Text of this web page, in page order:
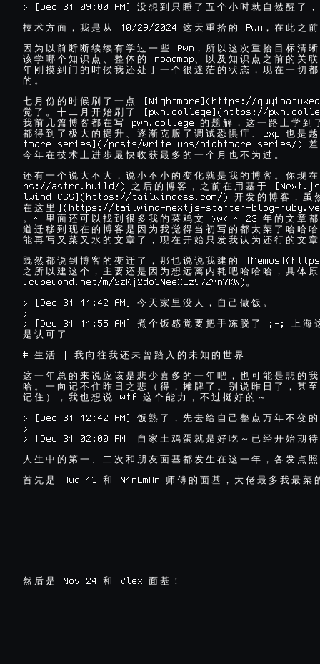
> [Dec 31 09:00 AM] 没 想 到 只 睡 了 五 个 小 时 就 自 然 醒 了 ，
技 术 方 面 ， 我 是 从 10/29/2024 这 天 重 拾 的 Pwn ， 在 此 之 前
因 为 以 前 断 断 续 续 有 学 过 一 些 Pwn ， 所 以 这 次 重 拾 目 标 清 晰
该 学 哪 个 知 识 点 、 整 体 的 roadmap、 以 及 知 识 点 之 前 的 关 联
年 刚 摸 到 门 的 时 候 我 还 处 于 一 个 很 迷 茫 的 状 态 ， 现 在 一 切 都
的 。
七 月 份 的 时 候 刷 了 一 点 [Nightmare](https://
觉 了 。 十 二 月 开 始 刷 了 [pwn.college](https://
我 前 几 篇 博 客 都 在 写 pwn.college 的 题 解 ， 这 一 路 上 学 到
都 得 到 了 极 大 的 提 升 、 逐 渐 克 服 了 调 试 恐 惧 症 、 exp 也 是 越
tmare series](/posts/write-ups/nightmare-series/) 差
今 年 在 技 术 上 进 步 最 快 收 获 最 多 的 一 个 月 也 不 为 过 。
还 有 一 个 说 大 不 大 ， 说 小 不 小 的 变 化 就 是 我 的 博 客 。 你 现 在
ps://astro.build/) 之 后 的 博 客 ， 之 前 在 用 基 于
lwind CSS](https://tailwindcss.com/) 开 发 的 博 客 ， 虽
在 这 里 ](https://tailwind-nextjs-starter-blog-
。 ~_ 里 面 还 可 以 找 到 很 多 我 的 菜 鸡 文 >w<_~ 23 年 的 文 章 都
道 迁 移 到 现 在 的 博 客 是 因 为 我 觉 得 当 初 写 的 都 太 菜 了 哈 哈 哈
能 再 写 又 菜 又 水 的 文 章 了 ， 现 在 开 始 只 发 我 认 为 还 行 的 文 章
既 然 都 说 到 博 客 的 变 迁 了 ， 那 也 说 说 我 建 的
之 所 以 建 这 个 ， 主 要 还 是 因 为 想 远 离 内 耗 吧 哈 哈 哈 ， 具 体 原
.cubeyond.net/m/2zKj2do3NeeXLz97ZYnYKW) 。
> [Dec 31 11:42 AM] 今 天 家 里 没 人 ， 自 己 做 饭 。
>
> [Dec 31 11:55 AM] 煮 个 饭 感 觉 要 把 手 冻 脱 了 ;-; 上 海
是 认 可 了 ……
# 生 活 我 向 往 我 还 未 曾 踏 入 的 未 知 的 世 界
这 一 年 总 的 来 说 应 该 是 悲 少 喜 多 的 一 年 吧 ， 也 可 能 是 悲 的 我
哈 。 一 向 记 不 住 昨 日 之 悲 （ 得 ， 摊 牌 了 。 别 说 昨 日 了 ， 甚 至
记 住 ） ， 我 也 想 说 wtf 这 个 能 力 ， 不 过 挺 好 的 ～
> [Dec 31 12:42 AM] 饭 熟 了 ， 先 去 给 自 己 整 点 万 年 不 变 的
>
> [Dec 31 02:00 PM]
自 家 土 鸡 蛋 就 是 好 吃 ～ 已 经 开 始 期 待
人 生 中 的 第 一 、 二 次 和 朋 友 面 基 都 发 生 在 这 一 年 ， 各 发 点 照
首 先 是 Aug 13 和 N1nEmAn 师 傅 的 面 基 ， 大 佬 最 多 我 最 菜
然 后 是 Nov 24 和 Vlex 面 基 ！